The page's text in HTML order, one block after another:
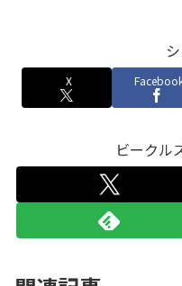
X
ビークル